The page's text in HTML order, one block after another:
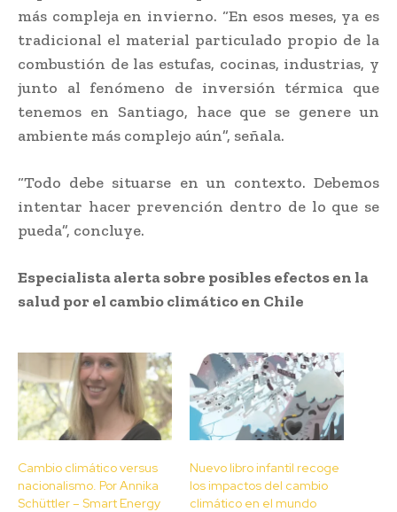
más compleja en invierno. “En esos meses, ya es
tradicional el material particulado propio de la
combustión de las estufas, cocinas, industrias, y
junto al fenómeno de inversión térmica que
tenemos en Santiago, hace que se genere un
ambiente más complejo aún”, señala.
“Todo debe situarse en un contexto. Debemos
intentar hacer prevención dentro de lo que se
pueda”, concluye.
Especialista alerta sobre posibles efectos en la
salud por el cambio climático en Chile
Cambio climático versus
nacionalismo. Por Annika
Schüttler – Smart Energy
Nuevo libro infantil recoge
los impactos del cambio
climático en el mundo